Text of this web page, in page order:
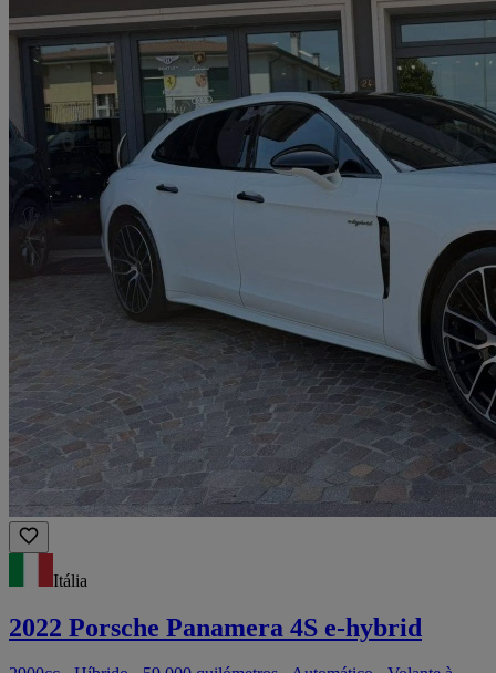
Itália
2022 Porsche Panamera 4S e-hybrid